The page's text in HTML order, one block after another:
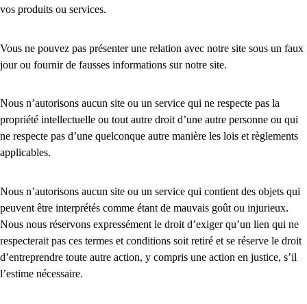
vos produits ou services.
Vous ne pouvez pas présenter une relation avec notre site sous un faux
jour ou fournir de fausses informations sur notre site.
Nous n’autorisons aucun site ou un service qui ne respecte pas la
propriété intellectuelle ou tout autre droit d’une autre personne ou qui
ne respecte pas d’une quelconque autre manière les lois et règlements
applicables.
Nous n’autorisons aucun site ou un service qui contient des objets qui
peuvent être interprétés comme étant de mauvais goût ou injurieux.
Nous nous réservons expressément le droit d’exiger qu’un lien qui ne
respecterait pas ces termes et conditions soit retiré et se réserve le droit
d’entreprendre toute autre action, y compris une action en justice, s’il
l’estime nécessaire.